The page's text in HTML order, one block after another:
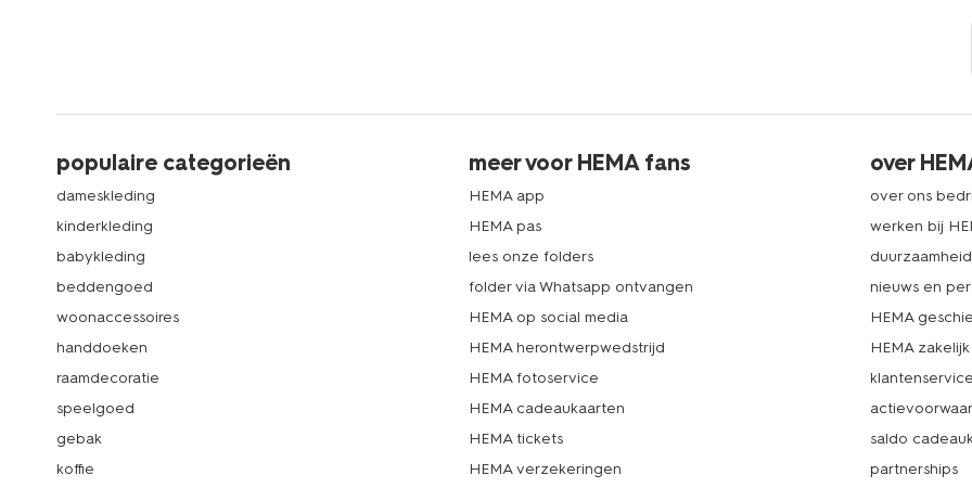
populaire categorieën
dameskleding
kinderkleding
babykleding
beddengoed
woonaccessoires
handdoeken
raamdecoratie
speelgoed
gebak
koffie
meer voor HEMA fans
HEMA app
HEMA pas
lees onze folders
folder via Whatsapp ontvangen
HEMA op social media
HEMA herontwerpwedstrijd
HEMA fotoservice
HEMA cadeaukaarten
HEMA tickets
HEMA verzekeringen
over
over ons
werken bij
duurzaamheid
nieuws en
HEMA
HEMA zakelijk
klantenservice
saldo
partnerships